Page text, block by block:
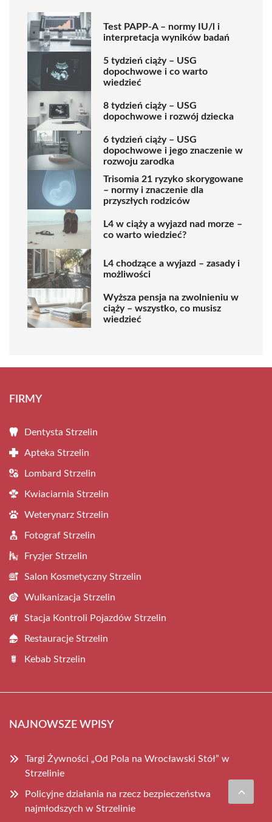
Test PAPP-A – normy IU/l i
interpretacja wyników badań
5 tydzień ciąży – USG
dopochwowe i co warto
wiedzieć
8 tydzień ciąży – USG
dopochwowe i rozwój dziecka
6 tydzień ciąży – USG
dopochwowe i jego znaczenie w
rozwoju zarodka
Trisomia 21 ryzyko skorygowane
– normy i znaczenie dla
przyszłych rodziców
L4 w ciąży a wyjazd nad morze –
co warto wiedzieć?
L4 chodzące a wyjazd – zasady i
możliwości
Wyższa pensja na zwolnieniu w
ciąży – wszystko, co musisz
wiedzieć
FIRMY
Dentysta Strzelin
Apteka Strzelin
Lombard Strzelin
Kwiaciarnia Strzelin
Weterynarz Strzelin
Fotograf Strzelin
Fryzjer Strzelin
Salon Kosmetyczny Strzelin
Wulkanizacja Strzelin
Stacja Kontroli Pojazdów Strzelin
Restauracje Strzelin
Kebab Strzelin
NAJNOWSZE WPISY
Targi Żywności „Od Pola na Wrocławski Stół” w
Strzelinie
Policyjne działania na rzecz bezpieczeństwa
najmłodszych w Strzelinie